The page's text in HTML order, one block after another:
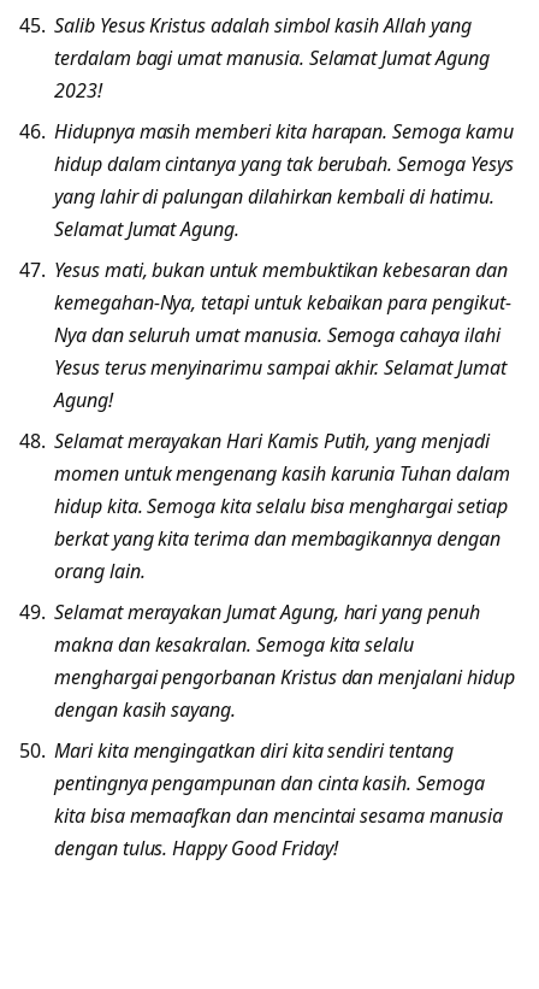
Salib Yesus Kristus adalah simbol kasih Allah yang
terdalam bagi umat manusia. Selamat Jumat Agung
2023!
Hidupnya masih memberi kita harapan. Semoga kamu
hidup dalam cintanya yang tak berubah. Semoga Yesys
yang lahir di palungan dilahirkan kembali di hatimu.
Selamat Jumat Agung.
Yesus mati, bukan untuk membuktikan kebesaran dan
kemegahan-Nya, tetapi untuk kebaikan para pengikut-
Nya dan seluruh umat manusia. Semoga cahaya ilahi
Yesus terus menyinarimu sampai akhir. Selamat Jumat
Agung!
Selamat merayakan Hari Kamis Putih, yang menjadi
momen untuk mengenang kasih karunia Tuhan dalam
hidup kita. Semoga kita selalu bisa menghargai setiap
berkat yang kita terima dan membagikannya dengan
orang lain.
Selamat merayakan Jumat Agung, hari yang penuh
makna dan kesakralan. Semoga kita selalu
menghargai pengorbanan Kristus dan menjalani hidup
dengan kasih sayang.
Mari kita mengingatkan diri kita sendiri tentang
pentingnya pengampunan dan cinta kasih. Semoga
kita bisa memaafkan dan mencintai sesama manusia
dengan tulus. Happy Good Friday!